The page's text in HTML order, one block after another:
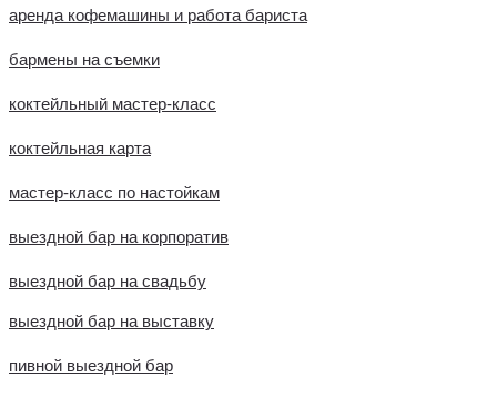
аренда кофемашины и работа бариста
бармены на съемки
коктейльный мастер-класс
коктейльная карта
мастер-класс по настойкам
выездной бар на корпоратив
выездной бар на свадьбу
выездной бар на выставку
пивной выездной бар